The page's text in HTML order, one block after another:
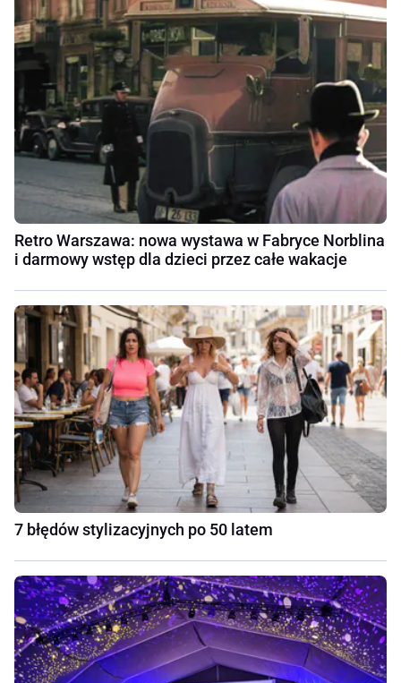
Retro Warszawa: nowa wystawa w Fabryce Norblina
i darmowy wstęp dla dzieci przez całe wakacje
7 błędów stylizacyjnych po 50 latem